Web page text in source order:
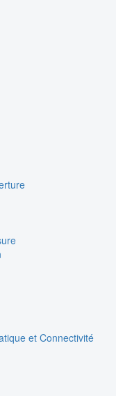
et Connectivité